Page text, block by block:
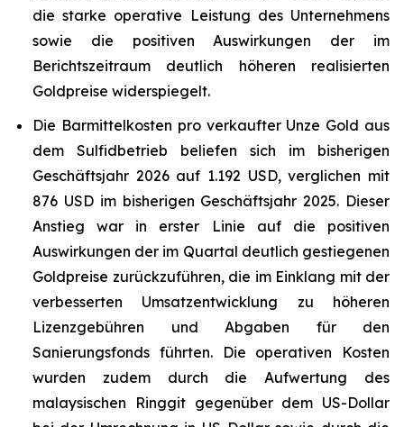
die starke operative Leistung des Unternehmens
sowie die positiven Auswirkungen der im
Berichtszeitraum deutlich höheren realisierten
Goldpreise widerspiegelt.
Die Barmittelkosten pro verkaufter Unze Gold aus
dem Sulfidbetrieb beliefen sich im bisherigen
Geschäftsjahr 2026 auf 1.192 USD, verglichen mit
876 USD im bisherigen Geschäftsjahr 2025. Dieser
Anstieg war in erster Linie auf die positiven
Auswirkungen der im Quartal deutlich gestiegenen
Goldpreise zurückzuführen, die im Einklang mit der
verbesserten Umsatzentwicklung zu höheren
Lizenzgebühren und Abgaben für den
Sanierungsfonds führten. Die operativen Kosten
wurden zudem durch die Aufwertung des
malaysischen Ringgit gegenüber dem US-Dollar